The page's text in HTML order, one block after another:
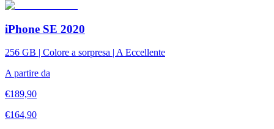
iPhone SE 2020
256 GB | Colore a sorpresa | A Eccellente
A partire da
€189,90
€164,90